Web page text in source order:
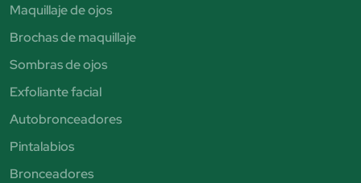
Maquillaje de ojos
Brochas de maquillaje
Sombras de ojos
Exfoliante facial
Autobronceadores
Pintalabios
Bronceadores